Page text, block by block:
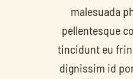
malesuada
pellentesque
tincidunt eu
dignissim id